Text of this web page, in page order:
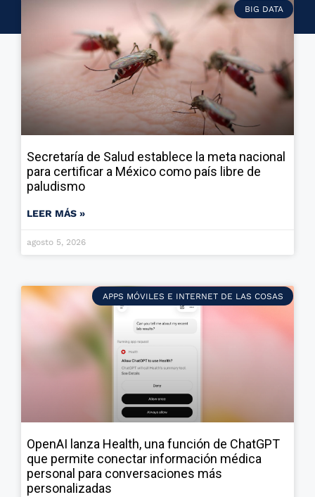
BIG DATA
Secretaría de Salud establece la meta nacional
para certificar a México como país libre de
paludismo
LEER MÁS »
agosto 5, 2026
APPS MÓVILES E INTERNET DE LAS COSAS
OpenAI lanza Health, una función de ChatGPT
que permite conectar información médica
personal para conversaciones más
personalizadas